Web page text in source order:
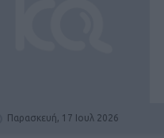
Παρασκευή, 17 Ιουλ 2026